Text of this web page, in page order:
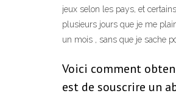
jeux selon les pays, et
plusieurs jours que je me
un mois , sans que je sache
Voici comment
est de souscrire un